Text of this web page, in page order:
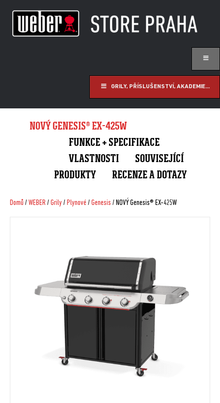
GRILY, PŘÍSLUŠENSTVÍ, AKADEMIE...
NOVÝ GENESIS® EX-425W
FUNKCE + SPECIFIKACE
VLASTNOSTI
SOUVISEJÍCÍ
PRODUKTY
RECENZE A DOTAZY
Domů /WEBER/Grily/ Plynové /Genesis / NOVÝ Genesis® EX-425W